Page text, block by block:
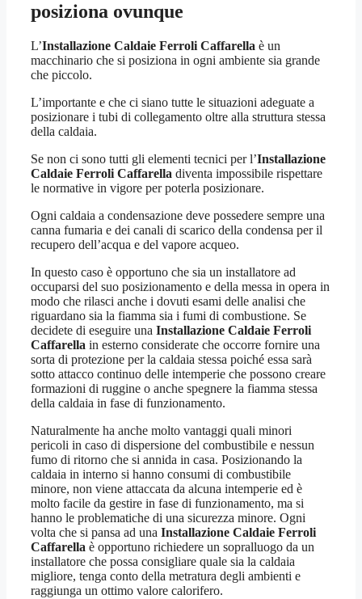
posiziona ovunque
L’Installazione Caldaie Ferroli Caffarella è un
macchinario che si posiziona in ogni ambiente sia grande
che piccolo.
L’importante e che ci siano tutte le situazioni adeguate a
posizionare i tubi di collegamento oltre alla struttura stessa
della caldaia.
Se non ci sono tutti gli elementi tecnici per l’Installazione
Caldaie Ferroli Caffarella diventa impossibile rispettare
le normative in vigore per poterla posizionare.
Ogni caldaia a condensazione deve possedere sempre una
canna fumaria e dei canali di scarico della condensa per il
recupero dell’acqua e del vapore acqueo.
In questo caso è opportuno che sia un installatore ad
occuparsi del suo posizionamento e della messa in opera in
modo che rilasci anche i dovuti esami delle analisi che
riguardano sia la fiamma sia i fumi di combustione. Se
decidete di eseguire una Installazione Caldaie Ferroli
Caffarella in esterno considerate che occorre fornire una
sorta di protezione per la caldaia stessa poiché essa sarà
sotto attacco continuo delle intemperie che possono creare
formazioni di ruggine o anche spegnere la fiamma stessa
della caldaia in fase di funzionamento.
Naturalmente ha anche molto vantaggi quali minori
pericoli in caso di dispersione del combustibile e nessun
fumo di ritorno che si annida in casa. Posizionando la
caldaia in interno si hanno consumi di combustibile
minore, non viene attaccata da alcuna intemperie ed è
molto facile da gestire in fase di funzionamento, ma si
hanno le problematiche di una sicurezza minore. Ogni
volta che si pansa ad una Installazione Caldaie Ferroli
Caffarella è opportuno richiedere un sopralluogo da un
installatore che possa consigliare quale sia la caldaia
migliore, tenga conto della metratura degli ambienti e
raggiunga un ottimo valore calorifero.